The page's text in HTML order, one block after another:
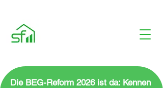
Die BEG-Reform 2026 ist da: Kennen